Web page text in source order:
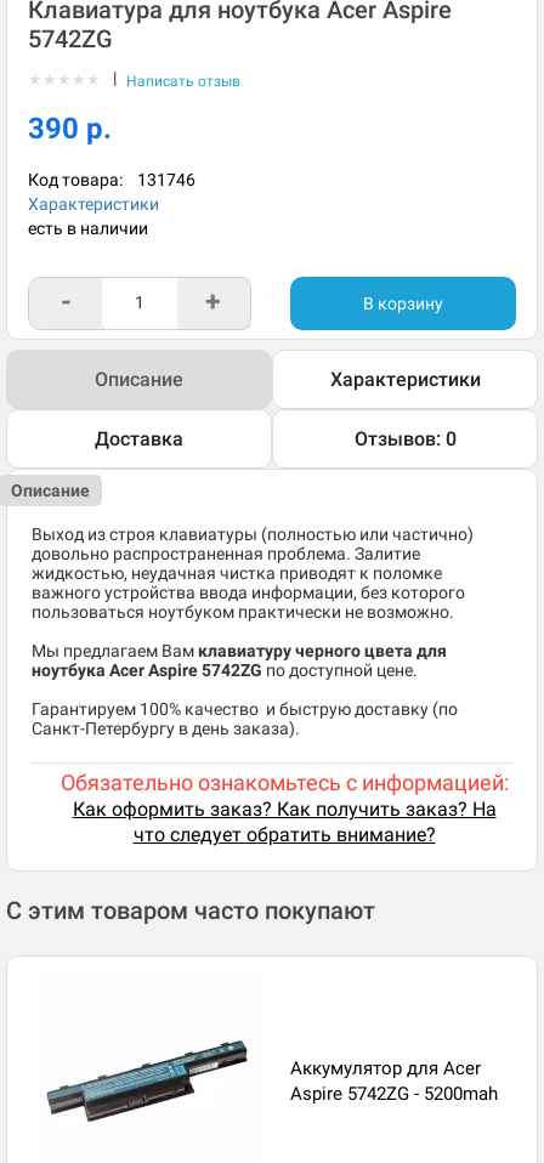
Клавиатура для ноутбука Acer Aspire
5742ZG
★ ★ ★ ★ ★ | Написать отзыв
390 р.
Код товара: 131746
Характеристики
есть в наличии
- + В корзину
Описание Характеристики
Доставка Отзывов: 0
Описание
Выход из строя клавиатуры (полностью или частично)
довольно распространенная проблема. Залитие
жидкостью, неудачная чистка приводят к поломке
важного устройства ввода информации, без которого
пользоваться ноутбуком практически не возможно.
Мы предлагаем Вам клавиатуру черного цвета для
ноутбука Acer Aspire 5742ZG по доступной цене.
​Гарантируем 100% качество и быструю доставку (по
Санкт-Петербургу в день заказа).
Обязательно ознакомьтесь с информацией:
Как оформить заказ? Как получить заказ? На
что следует обратить внимание?
С этим товаром часто покупают
Аккумулятор для Acer
Aspire 5742ZG - 5200mah